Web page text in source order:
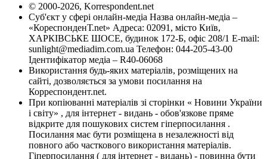
© 2000-2026, Korrespondent.net
Суб'єкт у сфері онлайн-медіа Назва онлайн-медіа –
«КореспонденТ.net» Адреса: 02091, місто Київ,
ХАРКІВСЬКЕ ШОСЕ, будинок 172-Б, офіс 208/1 E-mail:
sunlight@mediadim.com.ua Телефон: 044-205-43-00
Ідентифікатор медіа – R40-06068
Використання будь-яких матеріалів, розміщених на
сайті, дозволяється за умови посилання на
Корреспондент.net.
При копіюванні матеріалів зі сторінки « Новини України
і світу» , для інтернет - видань - обов'язкове пряме
відкрите для пошукових систем гіперпосилання .
Посилання має бути розміщена в незалежності від
повного або часткового використання матеріалів.
Гіперпосилання ( для інтернет - видань) - повинна бути